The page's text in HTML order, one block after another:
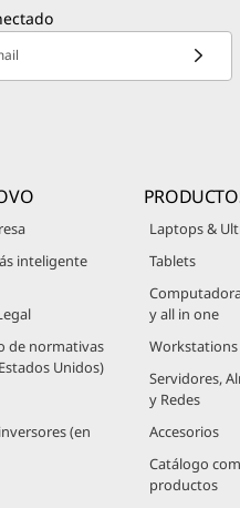
inteligente
de normativas
Unidos)
(en
Laptops &
Tablets
y all in one
Workstations
Servidores,
y Redes
Accesorios
Catálogo
productos